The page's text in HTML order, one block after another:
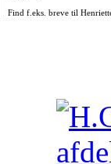
Find f.eks. breve til